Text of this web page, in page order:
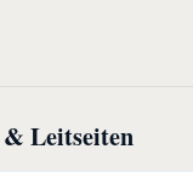
Leitseiten